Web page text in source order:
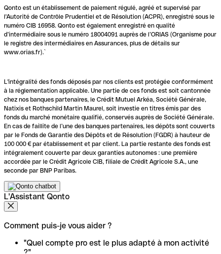
Qonto est un établissement de paiement régulé, agréé et supervisé par
l'Autorité de Contrôle Prudentiel et de Résolution (ACPR), enregistré sous le
numéro CIB 16958. Qonto est également enregistré en qualité
d’intermédiaire sous le numéro 18004091 auprès de l’ORIAS (Organisme pour
le registre des intermédiaires en Assurances, plus de détails sur
www.orias.fr).`
L'intégralité des fonds déposés par nos clients est protégée conformément
à la réglementation applicable. Une partie de ces fonds est soit cantonnée
chez nos banques partenaires, le Crédit Mutuel Arkéa, Société Générale,
Natixis et Rothschild Martin Maurel, soit investie en titres émis par des
fonds du marché monétaire qualifié, conservés auprès de Société Générale.
En cas de faillite de l’une des banques partenaires, les dépôts sont couverts
par le Fonds de Garantie des Dépôts et de Résolution (FGDR) à hauteur de
100 000 € par établissement et par client. La partie restante des fonds est
intégralement couverte par deux garanties autonomes : une première
accordée par le Crédit Agricole CIB, filiale de Crédit Agricole S.A., une
seconde par BNP Paribas.
L'Assistant Qonto
Comment puis-je vous aider ?
"Quel compte pro est le plus adapté à mon activité